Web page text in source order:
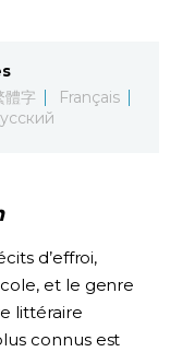
體字
Français
d’effroi,
et le genre
littéraire
connus est